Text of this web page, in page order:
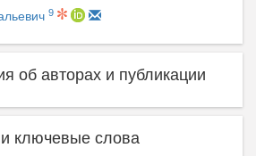
9
об авторах и публикации
ключевые слова